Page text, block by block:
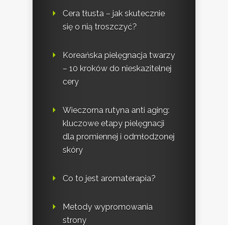
Cera tłusta – jak skutecznie
się o nią troszczyć?
Koreańska pielęgnacja twarzy
– 10 kroków do nieskazitelnej
cery
Wieczorna rutyna anti aging:
kluczowe etapy pielęgnacji
dla promiennej i odmłodzonej
skóry
Co to jest aromaterapia?
Metody wypromowania
strony